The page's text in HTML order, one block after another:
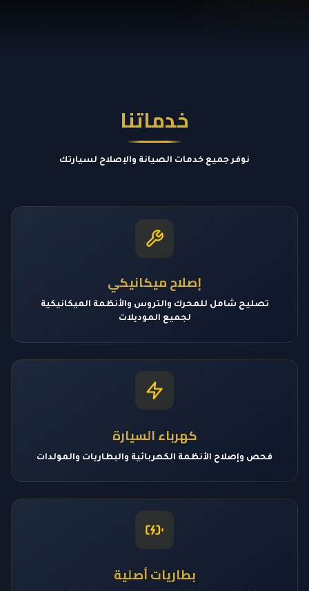
خدماتنا
نوفر جميع خدمات الصيانة والإصلاح لسيارتك
إصلاح ميكانيكي
تصليح شامل للمحرك والتروس والأنظمة الميكانيكية
لجميع الموديلات
كهرباء السيارة
فحص وإصلاح الأنظمة الكهربائية والبطاريات والمولدات
بطاريات أصلية